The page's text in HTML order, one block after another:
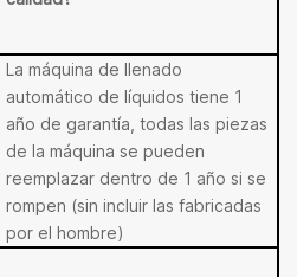
La máquina de llenado
automático de líquidos tiene 1
año de garantía, todas las piezas
de la máquina se pueden
reemplazar dentro de 1 año si se
rompen (sin incluir las fabricadas
por el hombre)